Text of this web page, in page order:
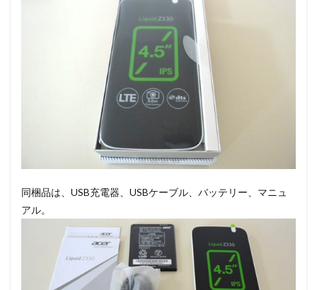
同梱品は、USB充電器、USBケーブル、バッテリー、マニュ
アル。